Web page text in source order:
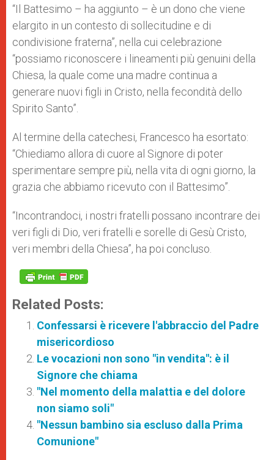
“Il Battesimo – ha aggiunto – è un dono che viene
elargito in un contesto di sollecitudine e di
condivisione fraterna”, nella cui celebrazione
“possiamo riconoscere i lineamenti più genuini della
Chiesa, la quale come una madre continua a
generare nuovi figli in Cristo, nella fecondità dello
Spirito Santo”.
Al termine della catechesi, Francesco ha esortato:
“Chiediamo allora di cuore al Signore di poter
sperimentare sempre più, nella vita di ogni giorno, la
grazia che abbiamo ricevuto con il Battesimo”.
“Incontrandoci, i nostri fratelli possano incontrare dei
veri figli di Dio, veri fratelli e sorelle di Gesù Cristo,
veri membri della Chiesa”, ha poi concluso.
Related Posts:
Confessarsi è ricevere l'abbraccio del Padre
misericordioso
Le vocazioni non sono "in vendita": è il
Signore che chiama
"Nel momento della malattia e del dolore
non siamo soli"
"Nessun bambino sia escluso dalla Prima
Comunione"